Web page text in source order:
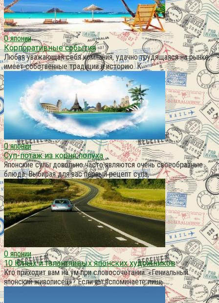
О японии
Корпоративные события
Любая уважающая себя компания, удачно трудящаяся на рынке,
имеет собственные традиции и историю. К
О японии
Суп-потаж из корня лопуха
Японские супы довольно часто являются очень своеобразные
блюда. Выбирая для вас первый рецепт супа,
О японии
10 Юных и талантливых японских художников
Кто приходит вам на ум при словосочетании: «Гениальный
японский живописец»? Если вы вспоминаете лишь